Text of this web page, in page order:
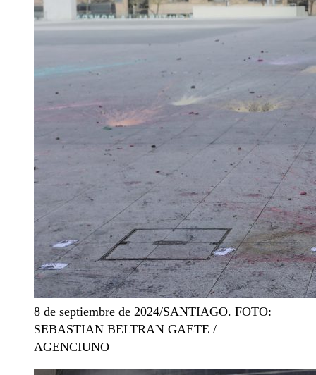
8 de septiembre de 2024/SANTIAGO. FOTO:
SEBASTIAN BELTRAN GAETE /
AGENCIUNO